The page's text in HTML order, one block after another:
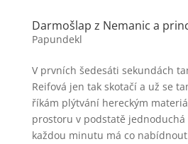
Darmošlap z Nemanic a
Papundekl
V prvních šedesáti sekundách
Reifová jen tak skotačí a už se
říkám plýtvání hereckým
prostoru v podstatě
každou minutu má co